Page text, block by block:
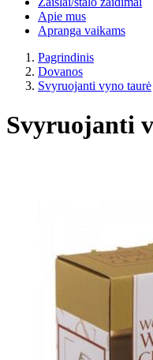
Apie mus
Apranga vaikams
Pagrindinis
Dovanos
Svyruojanti vyno taurė
Svyruojanti